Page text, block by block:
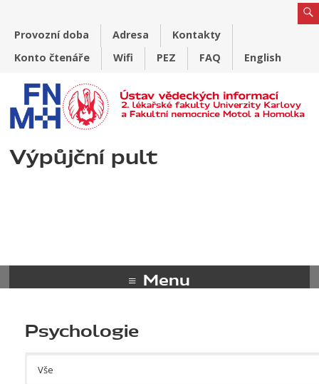
Provozní doba Adresa
Kontakty
Konto čtenáře
Wifi PEZ FAQ English
Výpůjční pult
Menu
Psychologie
Vše